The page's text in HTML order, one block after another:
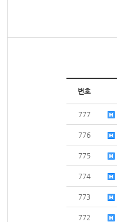
번호
777
776
775
774
773
772